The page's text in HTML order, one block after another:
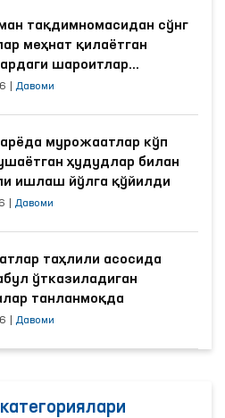
тақдимномасидан сўнг
меҳнат қилаётган
шароитлар
Давоми
мурожаатлар кўп
ҳудудлар билан
ишлаш йўлга қўйилди
Давоми
таҳлили асосида
ўтказиладиган
танланмоқда
Давоми